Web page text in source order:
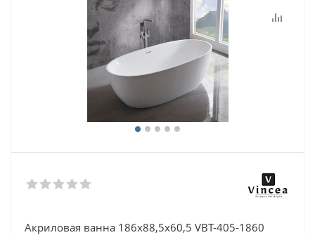
Акриловая ванна 186х88,5х60,5 VBT-405-1860